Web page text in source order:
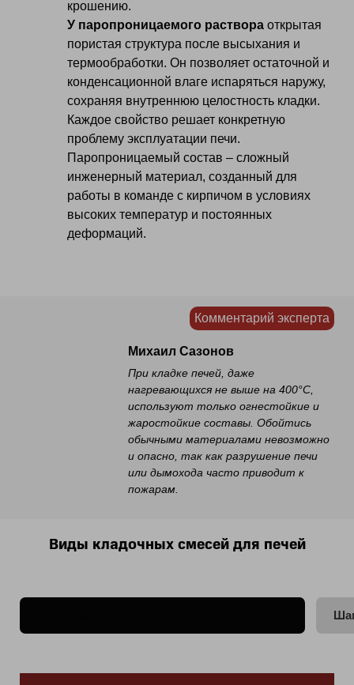
крошению.
У паропроницаемого раствора открытая
пористая структура после высыхания и
термообработки. Он позволяет остаточной и
конденсационной влаге испаряться наружу,
сохраняя внутреннюю целостность кладки.
Каждое свойство решает конкретную
проблему эксплуатации печи.
Паропроницаемый состав – сложный
инженерный материал, созданный для
работы в команде с кирпичом в условиях
высоких температур и постоянных
деформаций.
Комментарий эксперта
Михаил Сазонов
При кладке печей, даже
нагревающихся не выше на 400°С,
используют только огнестойкие и
жаростойкие составы. Обойтись
обычными материалами невозможно
и опасно, так как разрушение печи
или дымохода часто приводит к
пожарам.
Виды кладочных смесей для печей